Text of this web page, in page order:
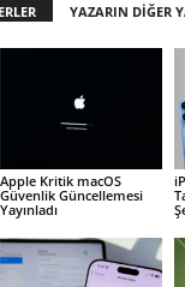
YAZARIN DİĞER
Apple Kritik macOS
Güvenlik Güncellemesi
Yayınladı